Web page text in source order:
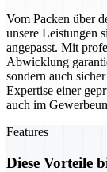
Vom Packen über
unsere Leistungen
angepasst. Mit
Abwicklung
sondern auch
Expertise einer
auch im
Features
Diese Vorteile